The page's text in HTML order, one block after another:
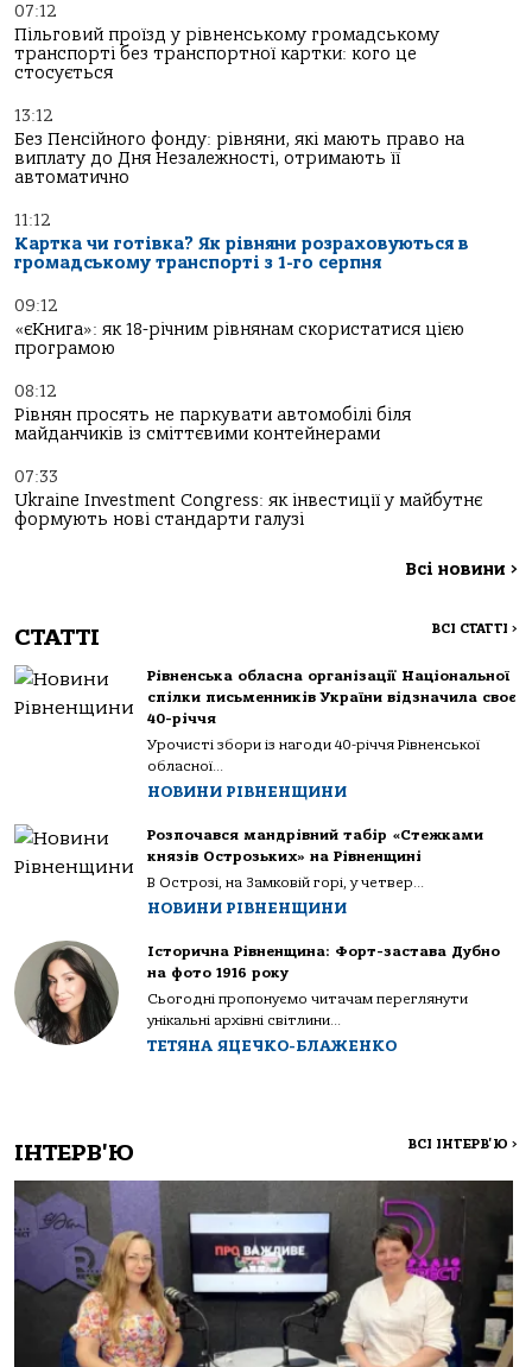
07:12
Пільговий проїзд у рівненському громадському
транспорті без транспортної картки: кого це
стосується
13:12
Без Пенсійного фонду: рівняни, які мають право на
виплату до Дня Незалежності, отримають її
автоматично
11:12
Картка чи готівка? Як рівняни розраховуються в
громадському транспорті з 1-го серпня
09:12
«єКнига»: як 18-річним рівнянам скористатися цією
програмою
08:12
Рівнян просять не паркувати автомобілі біля
майданчиків із сміттєвими контейнерами
07:33
Ukraine Investment Congress: як інвестиції у майбутнє
формують нові стандарти галузі
Всі новини >
СТАТТІ ВСІ СТАТТІ >
Рівненська обласна організації Національної
спілки письменників України відзначила своє
40-річчя
Урочисті збори із нагоди 40-річчя Рівненської
обласної...
НОВИНИ РІВНЕНЩИНИ
Розпочався мандрівний табір «Стежками
князів Острозьких» на Рівненщині
В Острозі, на Замковій горі, у четвер...
НОВИНИ РІВНЕНЩИНИ
Історична Рівненщина: Форт-застава Дубно
на фото 1916 року
Сьогодні пропонуємо читачам переглянути
унікальні архівні світлини...
ТЕТЯНА ЯЦЕЧКО-БЛАЖЕНКО
ІНТЕРВ'Ю ВСІ ІНТЕРВ'Ю >